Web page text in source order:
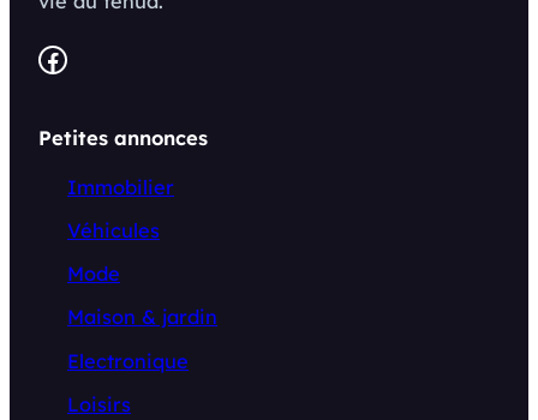
Facebook
Petites annonces
Immobilier
Véhicules
Mode
Maison & jardin
Electronique
Loisirs